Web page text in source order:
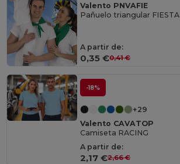
Valento PNVAFIE
Pañuelo triangular FIESTA
A partir de:
0,35 €0,41 €
-18%
+29
Valento CAVATOP
Camiseta RACING
A partir de:
2,17 €2,66 €